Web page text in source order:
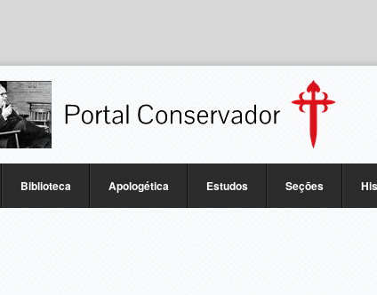
Biblioteca Apologética Estudos Seções